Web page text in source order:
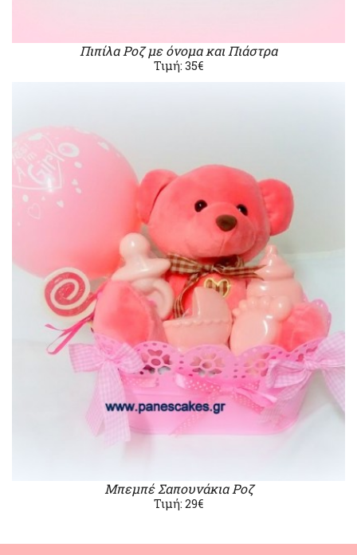
Πιπίλα Ροζ με όνομα και Πιάστρα
Τιμή: 35€
Μπεμπέ Σαπουνάκια Ροζ
Τιμή: 29€